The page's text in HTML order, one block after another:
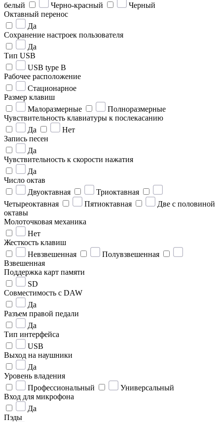
белый
Черно-красный
Черный
Октавный перенос
Да
Сохранение настроек пользователя
Да
Тип USB
USB type B
Рабочее расположение
Стационарное
Размер клавиш
Малоразмерные
Полноразмерные
Чувствительность клавиатуры к послекасанию
Да
Нет
Запись песен
Да
Чувствительность к скорости нажатия
Да
Число октав
Двуоктавная
Триоктавная
Четыреоктавная
Пятиоктавная
Две с половиной
октавы
Молоточковая механика
Нет
Жесткость клавиш
Невзвешенная
Полувзвешенная
Взвешенная
Поддержка карт памяти
SD
Совместимость с DAW
Да
Разъем правой педали
Да
Тип интерфейса
USB
Выход на наушники
Да
Уровень владения
Профессиональный
Универсальный
Вход для микрофона
Да
Пэды